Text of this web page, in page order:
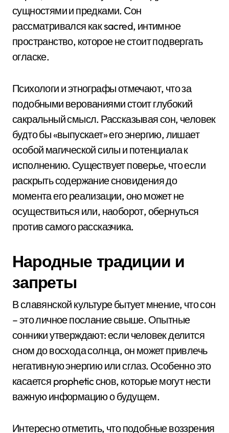
сущностями и предками. Сон
рассматривался как sacred, интимное
пространство, которое не стоит подвергать
огласке.
Психологи и этнографы отмечают, что за
подобными верованиями стоит глубокий
сакральный смысл. Рассказывая сон, человек
будто бы «выпускает» его энергию, лишает
особой магической силы и потенциала к
исполнению. Существует поверье, что если
раскрыть содержание сновидения до
момента его реализации, оно может не
осуществиться или, наоборот, обернуться
против самого рассказчика.
Народные традиции и
запреты
В славянской культуре бытует мнение, что сон
– это личное послание свыше. Опытные
сонники утверждают: если человек делится
сном до восхода солнца, он может привлечь
негативную энергию или сглаз. Особенно это
касается prophetic снов, которые могут нести
важную информацию о будущем.
Интересно отметить, что подобные воззрения